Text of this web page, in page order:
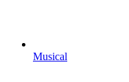
Musical